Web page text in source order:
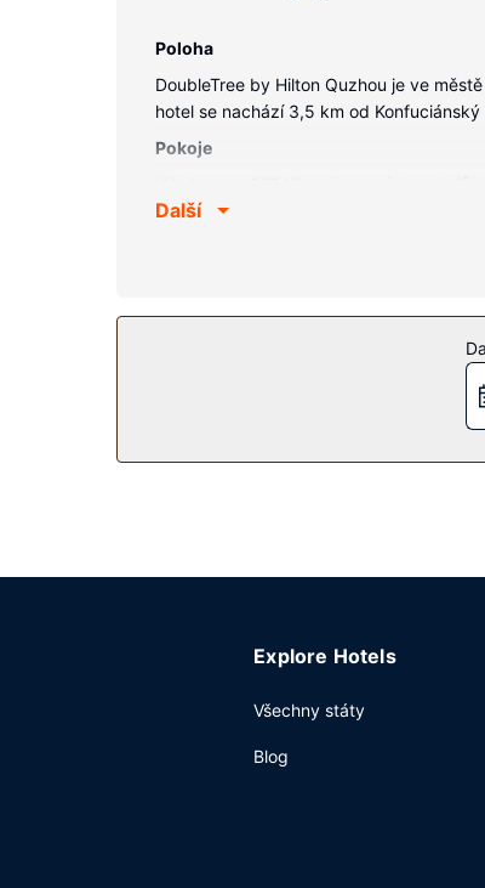
Poloha
DoubleTree by Hilton Quzhou je ve
hotel se nachází 3,5 km od
Pokoje
televize, která nabízí satelitní kanály,
bezdrátový internet zdarma, rozšířené
Dostanete-li hlad, bude vám k dispozici
oblíbený nápoj, bude vám k dispozici
od 6:30 do 10:30.
Další
Explore Hotels
Všechny státy
Blog